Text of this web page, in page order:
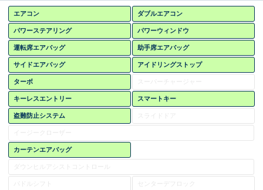
エアコン ダブルエアコン
パワーステアリング パワーウィンドウ
運転席エアバッグ 助手席エアバッグ
サイドエアバッグ アイドリングストップ
ターボ
キーレスエントリー スマートキー
盗難防止システム スライドドア
カーテンエアバッグ
ダウンヒルアシストコントロール
センターデフロック